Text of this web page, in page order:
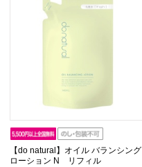
【do natural】オイル バランシング
ローション N リフィル